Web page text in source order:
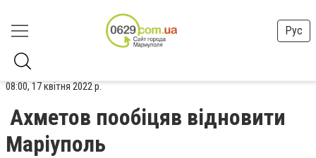
Рус
08:00, 17 квітня 2022 р.
Ахметов пообіцяв відновити
Маріуполь